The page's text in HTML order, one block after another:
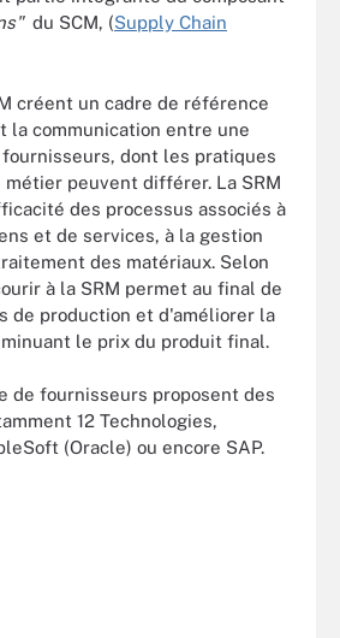
du SCM, (Supply Chain
créent un cadre de référence
la communication entre une
dont les pratiques
peuvent différer. La SRM
des processus associés à
et de services, à la gestion
des matériaux. Selon
à la SRM permet au final de
de production et d'améliorer la
le prix du produit final.
de fournisseurs proposent des
12 Technologies,
(Oracle) ou encore SAP.